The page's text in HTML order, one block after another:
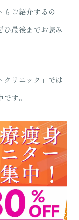
もご紹介するの
ひ最後までお読み
クリニック」では
す。